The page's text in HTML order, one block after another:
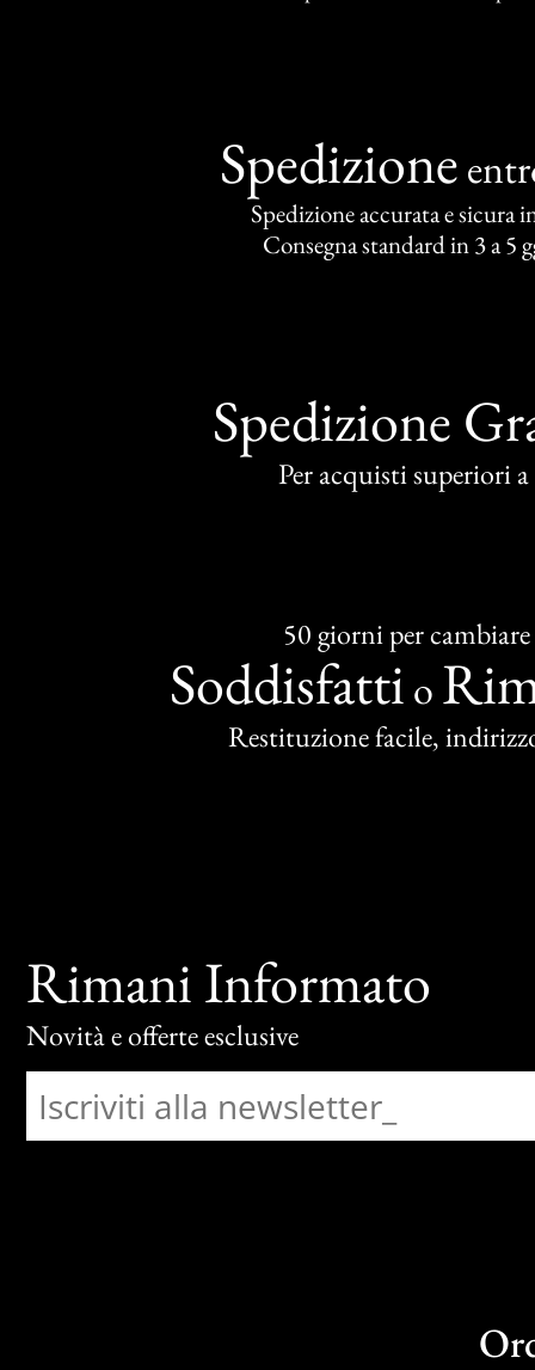
Spedizione
Spedizione accurata e sicura
Consegna standard in 3 a 5
Spedizione
Per acquisti superiori
50 giorni per cambiare
Soddisfatti o
Restituzione facile,
Rimani Informato
Novità e offerte esclusive